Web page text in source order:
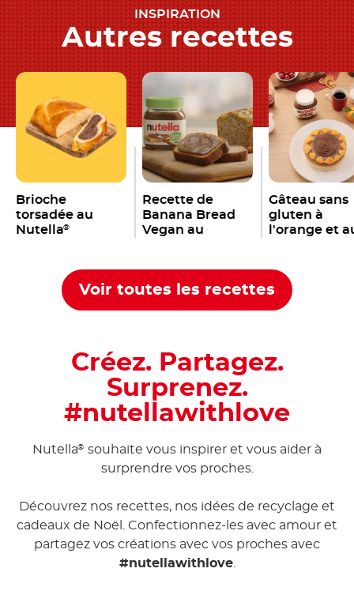
INSPIRATION
Autres recettes
Brioche
torsadée au
Nutella®
Recette de
Banana Bread
Vegan au
Gâteau sans
gluten à
l'orange et
Voir toutes les recettes
Créez. Partagez.
Surprenez.
#nutellawithlove
Nutella® souhaite vous inspirer et vous aider à
surprendre vos proches.
Découvrez nos recettes, nos idées de recyclage et
cadeaux de Noël. Confectionnez-les avec amour et
partagez vos créations avec vos proches avec
#nutellawithlove.